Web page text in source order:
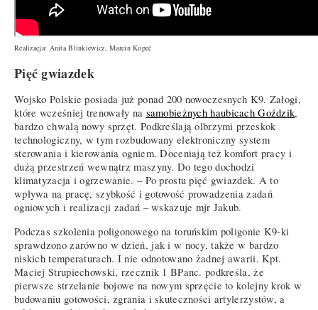
Realizacja: Anita Blinkiewicz, Marcin Kopeć
Pięć gwiazdek
Wojsko Polskie posiada już ponad 200 nowoczesnych K9. Załogi,
które wcześniej trenowały na samobieżnych haubicach Goździk,
bardzo chwalą nowy sprzęt. Podkreślają olbrzymi przeskok
technologiczny, w tym rozbudowany elektroniczny system
sterowania i kierowania ogniem. Doceniają też komfort pracy i
dużą przestrzeń wewnątrz maszyny. Do tego dochodzi
klimatyzacja i ogrzewanie. – Po prostu pięć gwiazdek. A to
wpływa na pracę, szybkość i gotowość prowadzenia zadań
ogniowych i realizacji zadań – wskazuje mjr Jakub.
Podczas szkolenia poligonowego na toruńskim poligonie K9-ki
sprawdzono zarówno w dzień, jak i w nocy, także w bardzo
niskich temperaturach. I nie odnotowano żadnej awarii. Kpt.
Maciej Strupiechowski, rzecznik 1 BPanc. podkreśla, że
pierwsze strzelanie bojowe na nowym sprzęcie to kolejny krok w
budowaniu gotowości, zgrania i skuteczności artylerzystów, a